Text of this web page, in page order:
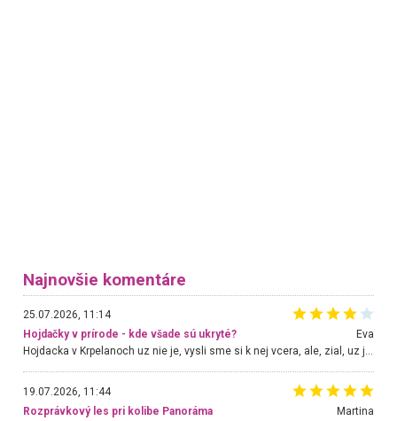
Najnovšie komentáre
25.07.2026, 11:14
Hojdačky v prírode - kde všade sú ukryté?
Eva
Hojdacka v Krpelanoch uz nie je, vysli sme si k nej vcera, ale, zial, uz je znicena. Ak sem planujete cestu len kvoli hojdacke, mozete si ju usetrit. Krasny vyhlad je tu vsak aj bez hojdacky :-)
19.07.2026, 11:44
Rozprávkový les pri kolibe Panoráma
Martina